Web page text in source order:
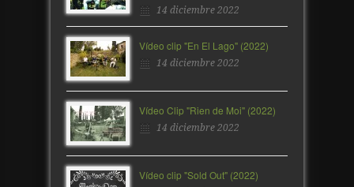
14 diciembre 2022
Vídeo clip "En El Lago" (2022)
14 diciembre 2022
Vídeo Clip "Rien de Moi" (2022)
14 diciembre 2022
Vídeo clip "Sold Out" (2022)